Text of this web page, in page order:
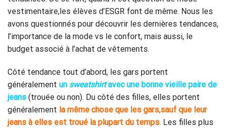
vestimentaire,les élèves d’ESGR font de même. Nous les
avons questionnés pour découvrir les dernières tendances,
l’importance de la mode vs le confort, mais aussi, le
budget associé à l’achat de vêtements.
Côté tendance tout d’abord, les gars portent
généralement un sweatshirtavec une bonne vieille paire de
jeans (trouée ou non). Du côté des filles, elles portent
généralement la même chose que les gars,sauf que leur
jeans à elles est troué la plupart du temps. Les filles plus